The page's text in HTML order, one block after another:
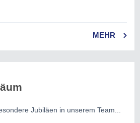
MEHR
Jubiläen in unserem Team...